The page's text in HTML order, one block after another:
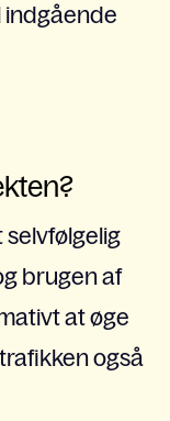
selvfølgelig
brugen af
at øge
også